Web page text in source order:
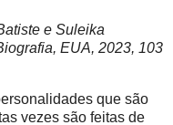
e Suleika
EUA, 2023, 103
que são
vezes são feitas de